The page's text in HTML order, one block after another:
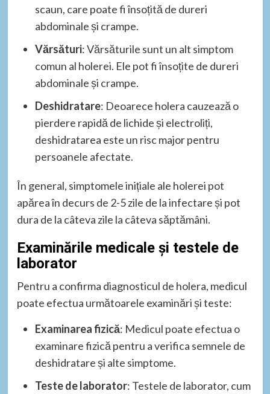
scaun, care poate fi însoțită de dureri
abdominale și crampe.
Vărsături: Vărsăturile sunt un alt simptom
comun al holerei. Ele pot fi însoțite de dureri
abdominale și crampe.
Deshidratare: Deoarece holera cauzează o
pierdere rapidă de lichide și electroliți,
deshidratarea este un risc major pentru
persoanele afectate.
În general, simptomele inițiale ale holerei pot
apărea în decurs de 2-5 zile de la infectare și pot
dura de la câteva zile la câteva săptămâni.
Examinările medicale și testele de
laborator
Pentru a confirma diagnosticul de holera, medicul
poate efectua următoarele examinări și teste:
Examinarea fizică: Medicul poate efectua o
examinare fizică pentru a verifica semnele de
deshidratare și alte simptome.
Teste de laborator: Testele de laborator, cum